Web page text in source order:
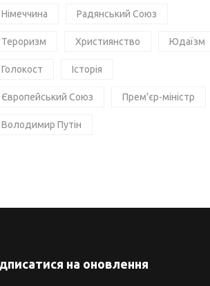
Німеччина Радянський Союз
Тероризм Християнство Юдаїзм
Голокост Історія
Європейський Союз Прем'єр-міністр
Володимир Путін
на оновлення